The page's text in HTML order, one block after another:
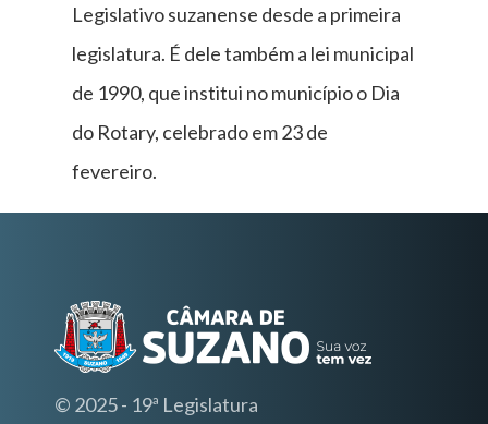
Legislativo suzanense desde a primeira
legislatura. É dele também a lei municipal
de 1990, que institui no município o Dia
do Rotary, celebrado em 23 de
fevereiro.
© 2025 - 19ª Legislatura